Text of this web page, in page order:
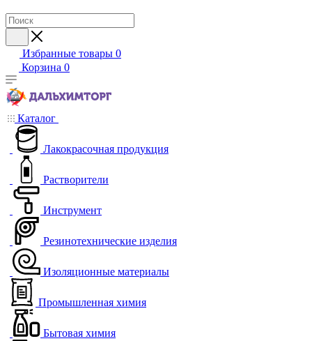
Избранные товары 0
Корзина 0
Каталог
Лакокрасочная продукция
Растворители
Инструмент
Резинотехнические изделия
Изоляционные материалы
Промышленная химия
Бытовая химия